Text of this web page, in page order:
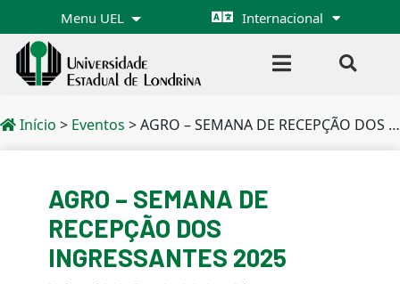
Menu UEL Internacional
Início > Eventos >AGRO – SEMANA DE RECEPÇÃO DOS INGRESSANTES 2025
AGRO – SEMANA DE
RECEPÇÃO DOS
INGRESSANTES 2025